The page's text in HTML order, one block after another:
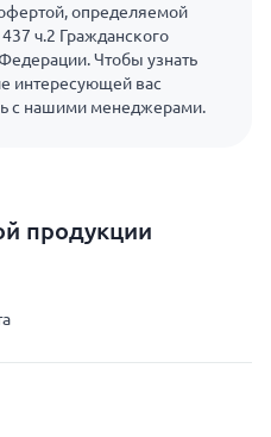
определяемой
ч.2 Гражданского
Чтобы узнать
интересующей вас
с нашими менеджерами.
продукции